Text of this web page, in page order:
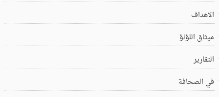
الاهداف
ميثاق اللؤلؤ
التقارير
في الصحافة